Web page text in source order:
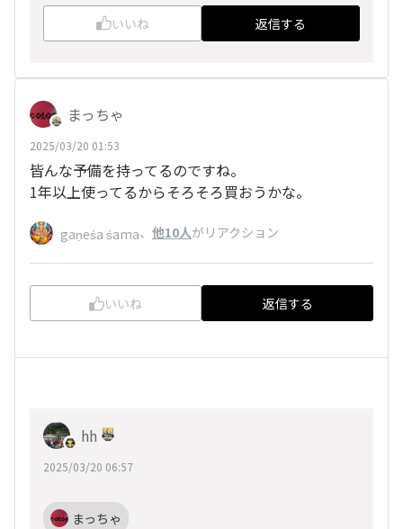
いいね 返信する
まっちゃ
2025/03/20 01:53
皆んな予備を持ってるのですね。
1年以上使ってるからそろそろ買おうかな。
gaṇeśa śama、 他10人がリアクション
いいね 返信する
hh
2025/03/20 06:57
まっちゃ